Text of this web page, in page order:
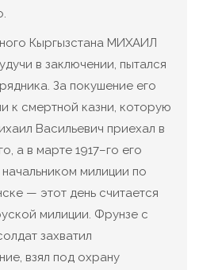
Кыргызстана МИХАИЛ
в заключении, пытался
За покушение его
к смертной казни, которую
Васильевич приехал в
а в марте 1917–го его
милиции по
— этот день считается
милиции. Фрунзе с
захватил
взял под охрану